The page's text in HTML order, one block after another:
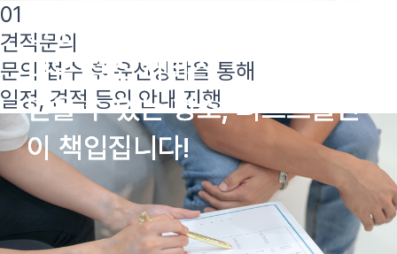
전문가의 손길로 완성하는 프리
미엄 청소 서비스
믿을 수 있는 청소, 퍼스트클린
이 책입집니다!
전문가의 손길로 완성하는 프리
미엄 청소 서비스
믿을 수 있는 청소, 퍼스트클린
이 책입집니다!
전문가의 손길로 완성하는 프리
미엄 청소 서비스
믿을 수 있는 청소, 퍼스트클린
이 책입집니다!
01
견적문의
문의 접수 후 유선상담을 통해
일정, 견적 등의 안내 진행